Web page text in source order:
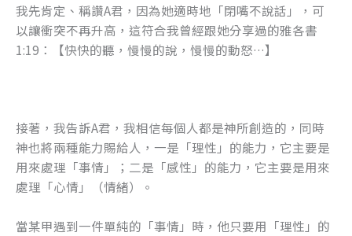
我先肯定、稱讚A君，因為她適時地「閉嘴不說話」，可
以讓衝突不再升高，這符合我曾經跟她分享過的雅各書
1:19：【快快的聽，慢慢的說，慢慢的動怒…】
接著，我告訴A君，我相信每個人都是神所創造的，同時
神也將兩種能力賜給人，一是「理性」的能力，它主要是
用來處理「事情」；二是「感性」的能力，它主要是用來
處理「心情」（情緒）。
當某甲遇到一件單純的「事情」時，他只要用「理性」的